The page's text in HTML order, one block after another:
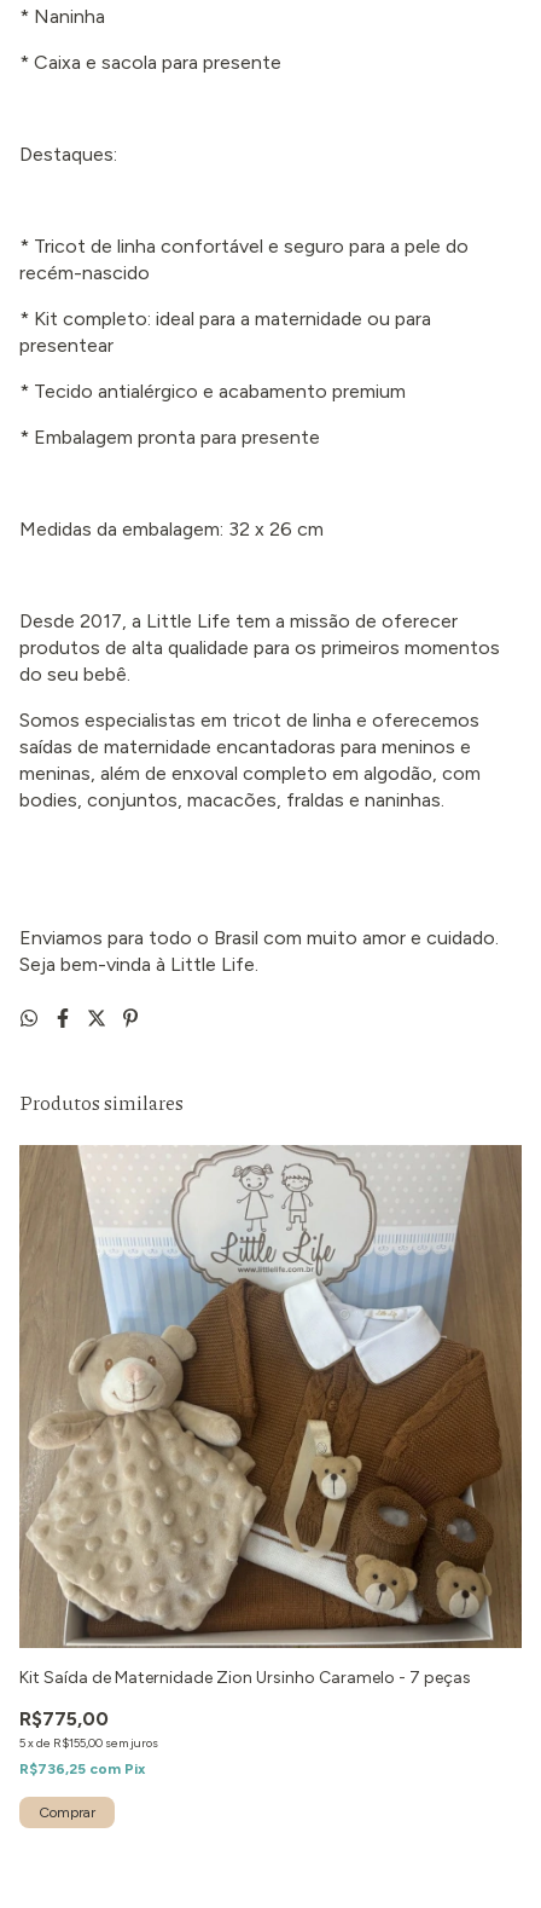
* Naninha
* Caixa e sacola para presente
Destaques:
* Tricot de linha confortável e seguro para a pele do
recém-nascido
* Kit completo: ideal para a maternidade ou para
presentear
* Tecido antialérgico e acabamento premium
* Embalagem pronta para presente
Medidas da embalagem: 32 x 26 cm
Desde 2017, a Little Life tem a missão de oferecer
produtos de alta qualidade para os primeiros momentos
do seu bebê.
Somos especialistas em tricot de linha e oferecemos
saídas de maternidade encantadoras para meninos e
meninas, além de enxoval completo em algodão, com
bodies, conjuntos, macacões, fraldas e naninhas.
Enviamos para todo o Brasil com muito amor e cuidado.
Seja bem-vinda à Little Life.
Produtos similares
Kit Saída de Maternidade Zion Ursinho Caramelo - 7 peças
R$775,00
5xde R$155,00 sem juros
R$736,25 com Pix
Comprar